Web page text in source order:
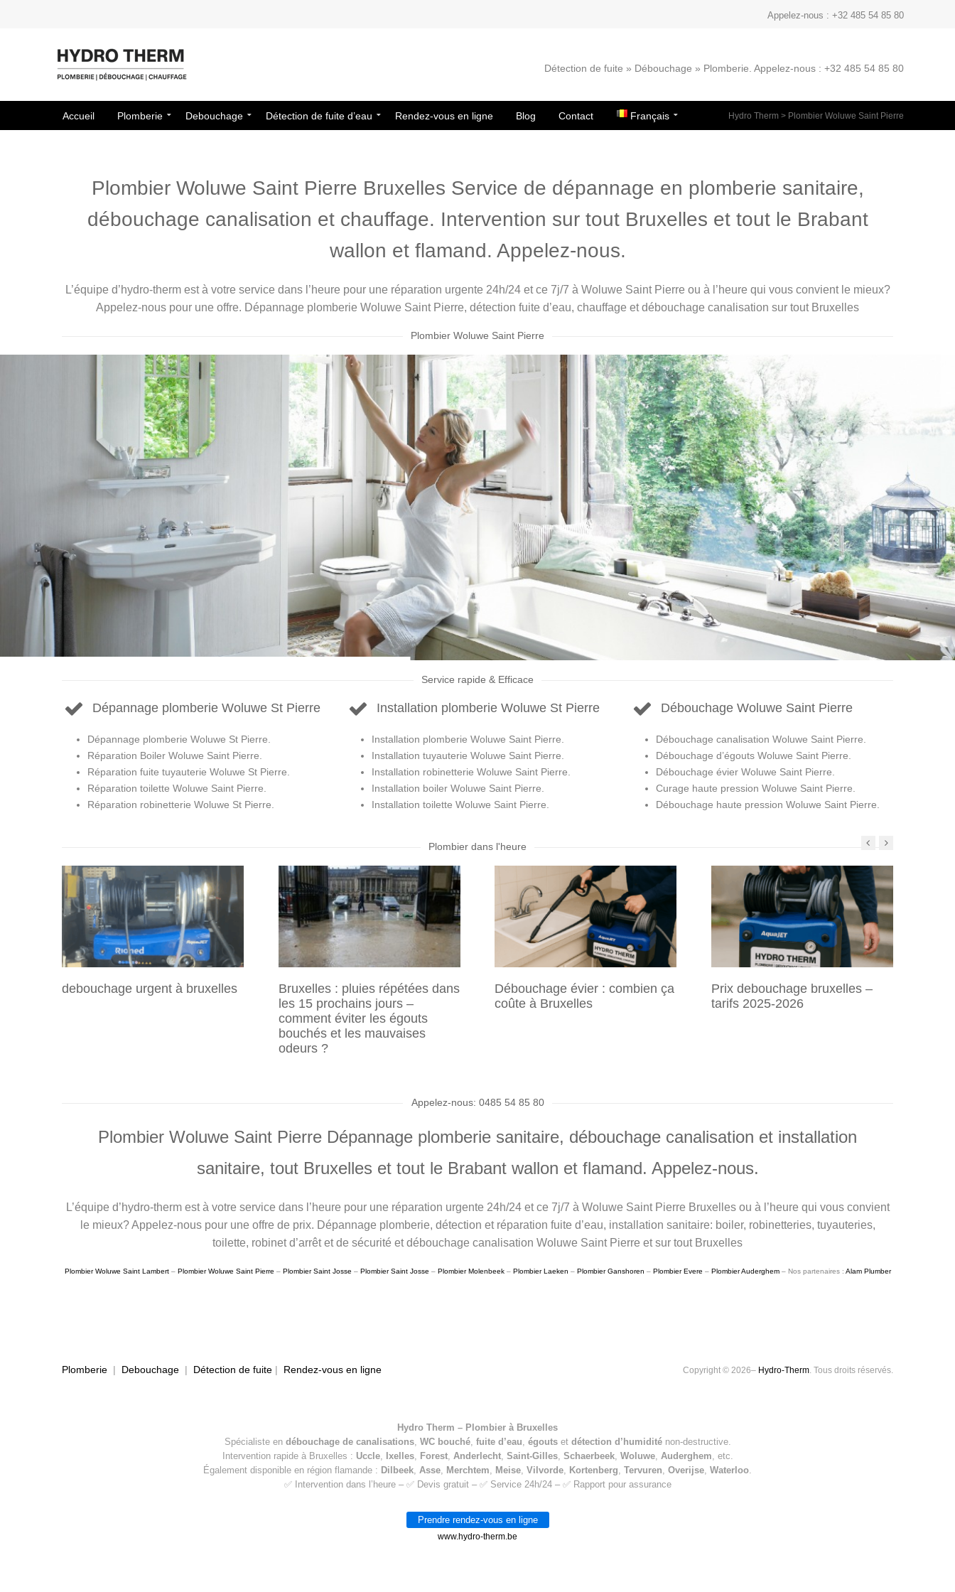
Appelez-nous : +32 485 54 85 80
Détection de fuite » Débouchage » Plomberie. Appelez-nous : +32 485 54 85 80
Hydro Therm > Plombier Woluwe Saint Pierre
Accueil Plomberie Debouchage Détection de fuite d’eau Rendez-vous en ligne Blog Contact Français
Plombier Woluwe Saint Pierre Bruxelles Service de dépannage en plomberie sanitaire,
débouchage canalisation et chauffage. Intervention sur tout Bruxelles et tout le Brabant
wallon et flamand. Appelez-nous.
L’équipe d’hydro-therm est à votre service dans l’heure pour une réparation urgente 24h/24 et ce 7j/7 à Woluwe Saint Pierre ou à l’heure qui vous convient le mieux?
Appelez-nous pour une offre. Dépannage plomberie Woluwe Saint Pierre, détection fuite d’eau, chauffage et débouchage canalisation sur tout Bruxelles
Plombier Woluwe Saint Pierre
Service rapide & Efficace
Dépannage plomberie Woluwe St Pierre
Dépannage plomberie Woluwe St Pierre.
Réparation Boiler Woluwe Saint Pierre.
Réparation fuite tuyauterie Woluwe St Pierre.
Réparation toilette Woluwe Saint Pierre.
Réparation robinetterie Woluwe St Pierre.
Installation plomberie Woluwe St Pierre
Installation plomberie Woluwe Saint Pierre.
Installation tuyauterie Woluwe Saint Pierre.
Installation robinetterie Woluwe Saint Pierre.
Installation boiler Woluwe Saint Pierre.
Installation toilette Woluwe Saint Pierre.
Débouchage Woluwe Saint Pierre
Débouchage canalisation Woluwe Saint Pierre.
Débouchage d’égouts Woluwe Saint Pierre.
Débouchage évier Woluwe Saint Pierre.
Curage haute pression Woluwe Saint Pierre.
Débouchage haute pression Woluwe Saint Pierre.
Plombier dans l'heure
debouchage urgent à bruxelles
Bruxelles : pluies répétées dans
les 15 prochains jours –
comment éviter les égouts
bouchés et les mauvaises
odeurs ?
Débouchage évier : combien ça
coûte à Bruxelles
Prix debouchage bruxelles –
tarifs 2025-2026
Appelez-nous: 0485 54 85 80
Plombier Woluwe Saint Pierre Dépannage plomberie sanitaire, débouchage canalisation et installation
sanitaire, tout Bruxelles et tout le Brabant wallon et flamand. Appelez-nous.
L’équipe d’hydro-therm est à votre service dans l’heure pour une réparation urgente 24h/24 et ce 7j/7 à Woluwe Saint Pierre Bruxelles ou à l’heure qui vous convient
le mieux? Appelez-nous pour une offre de prix. Dépannage plomberie, détection et réparation fuite d’eau, installation sanitaire: boiler, robinetteries, tuyauteries,
toilette, robinet d’arrêt et de sécurité et débouchage canalisation Woluwe Saint Pierre et sur tout Bruxelles
Plombier Woluwe Saint Lambert– Plombier Woluwe Saint Pierre – Plombier Saint Josse – Plombier Saint Josse – Plombier Molenbeek– Plombier Laeken – Plombier Ganshoren – Plombier Evere – Plombier Auderghem– Nos partenaires : Alam Plumber
Plomberie | Debouchage | Détection de fuite | Rendez-vous en ligne Copyright © 2026– Hydro-Therm. Tous droits réservés.
Hydro Therm – Plombier à Bruxelles
Spécialiste en débouchage de canalisations, WC bouché, fuite d’eau, égoutset détection d’humiditénon-destructive.
Intervention rapide à Bruxelles : Uccle, Ixelles, Forest, Anderlecht, Saint-Gilles, Schaerbeek, Woluwe, Auderghem, etc.
Également disponible en région flamande : Dilbeek, Asse, Merchtem, Meise, Vilvorde, Kortenberg, Tervuren, Overijse, Waterloo.
✅ Intervention dans l’heure – ✅ Devis gratuit – ✅ Service 24h/24 – ✅ Rapport pour assurance
Prendre rendez-vous en ligne
www.hydro-therm.be